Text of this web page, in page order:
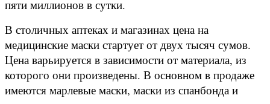
пяти миллионов в сутки.
В столичных аптеках и магазинах цена на
медицинские маски стартует от двух тысяч сумов.
Цена варьируется в зависимости от материала, из
которого они произведены. В основном в продаже
имеются марлевые маски, маски из спанбонда и